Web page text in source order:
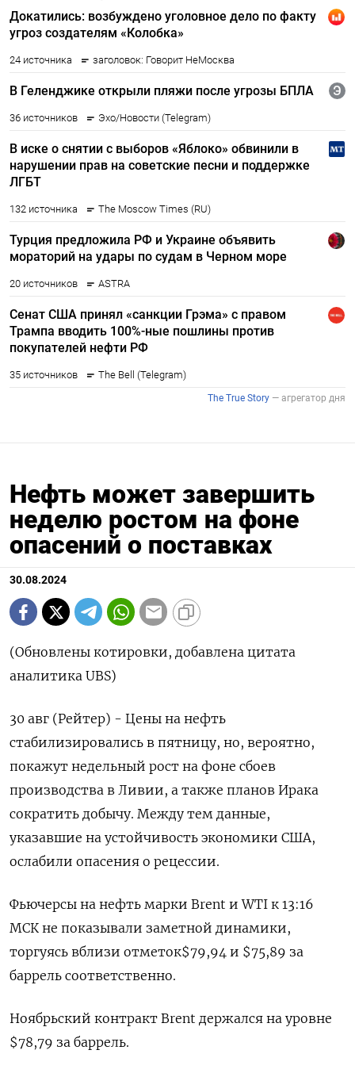
Нефть может завершить
неделю ростом на фоне
опасений о поставках
30.08.2024
(Обновлены котировки, добавлена цитата
аналитика UBS)
30 авг (Рейтер) - Цены на нефть
стабилизировались в пятницу, но, вероятно,
покажут недельный рост на фоне сбоев
производства в Ливии, а также планов Ирака
сократить добычу. Между тем данные,
указавшие на устойчивость экономики США,
ослабили опасения о рецессии.
Фьючерсы на нефть марки Brent и WTI к 13:16
МСК не показывали заметной динамики,
торгуясь вблизи отметок$79,94 и $75,89 за
баррель соответственно.
Ноябрьский контракт Brent держался на уровне
$78,79 за баррель.